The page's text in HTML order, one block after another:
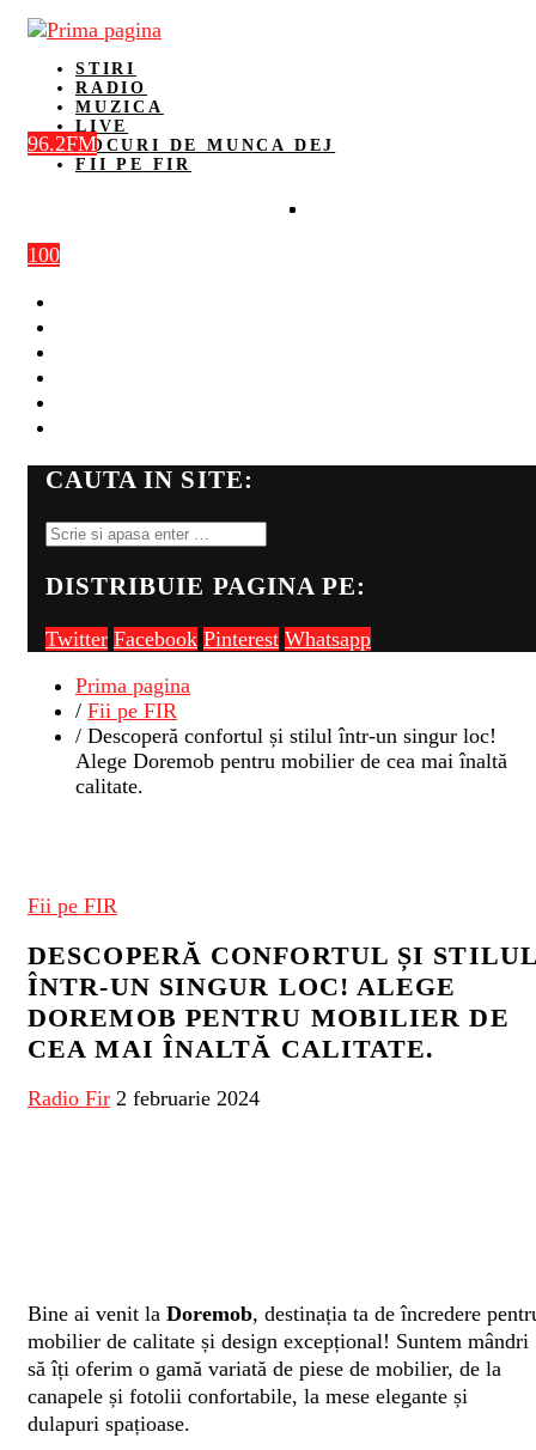
STIRI
RADIO
MUZICA
LIVE
LOCURI DE MUNCA DEJ
FII PE FIR
100
96.2FM
CAUTA IN SITE:
DISTRIBUIE PAGINA PE:
Twitter Facebook Pinterest Whatsapp
Prima pagina
/ Fii pe FIR
/ Descoperă confortul și stilul într-un singur loc!
Alege Doremob pentru mobilier de cea mai înaltă
calitate.
Fii pe FIR
DESCOPERĂ CONFORTUL ȘI
ÎNTR-UN SINGUR LOC! ALEGE
DOREMOB PENTRU MOBILIER DE
CEA MAI ÎNALTĂ CALITATE.
Radio Fir 2 februarie 2024
Bine ai venit la Doremob, destinația ta de încredere
mobilier de calitate și design excepțional! Suntem mândri
să îți oferim o gamă variată de piese de mobilier, de la
canapele și fotolii confortabile, la mese elegante și
dulapuri spațioase.